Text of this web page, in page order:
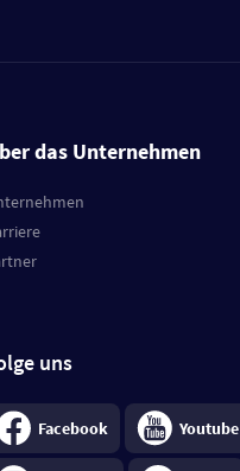
das Unternehmen
uns
Facebook Youtube